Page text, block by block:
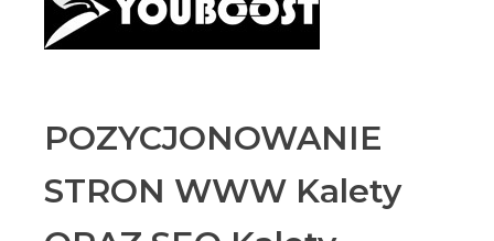
POZYCJONOWANIE
STRON WWW Kalety